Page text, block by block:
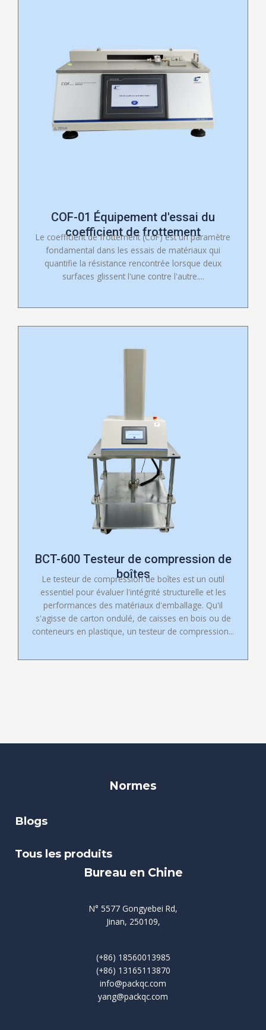
COF-01 Équipement d'essai du
coefficient de frottement
Le coefficient de frottement (CoF) est un paramètre
fondamental dans les essais de matériaux qui
quantifie la résistance rencontrée lorsque deux
surfaces glissent l'une contre l'autre....
BCT-600 Testeur de compression de
boîtes
Le testeur de compression de boîtes est un outil
essentiel pour évaluer l'intégrité structurelle et les
performances des matériaux d'emballage. Qu'il
s'agisse de carton ondulé, de caisses en bois ou de
conteneurs en plastique, un testeur de compression...
Normes
Blogs
Tous les produits
Bureau en Chine
N° 5577 Gongyebei Rd,
Jinan, 250109,
(+86) 18560013985
(+86) 13165113870
info@packqc.com
yang@packqc.com